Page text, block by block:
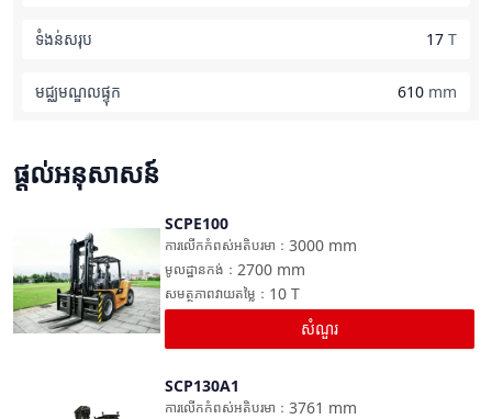
ទំងន់សរុប 17 T
មជ្ឈមណ្ឌលផ្ទុក 610 mm
ផ្តល់អនុសាសន៍
ប្រៀបធៀប
SCPE100
3000 mm
ការលើកកំពស់អតិបរមា ：
2700 mm
មូលដ្ឋានកង់ ：
10 T
សមត្ថភាពវាយតម្លៃ ：
សំណួរ
SCP130A1
3761 mm
ការលើកកំពស់អតិបរមា ：